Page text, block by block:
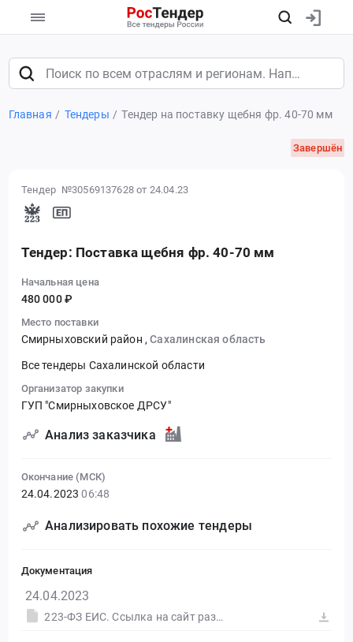
Главная Тендеры Тендер на поставку щебня фр. 40-70 мм
Завершён
Тендер №30569137628 от 24.04.23
Тендер: Поставка щебня фр. 40-70 мм
Начальная цена
480 000 ₽
Место поставки
Смирныховский район ,Сахалинская область
Все тендеры Сахалинской области
Организатор закупки
ГУП "Смирныховское ДРСУ"
Анализ заказчика
Окончание (МСК)
24.04.2023 06:48
Анализировать похожие тендеры
Документация
24.04.2023
223-ФЗ ЕИС. Ссылка на сайт размещения тендера #30569137628.doc